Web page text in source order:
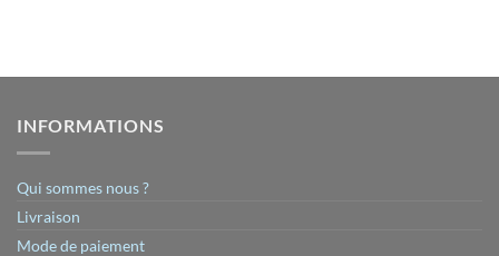
INFORMATIONS
Qui sommes nous ?
Livraison
Mode de paiement